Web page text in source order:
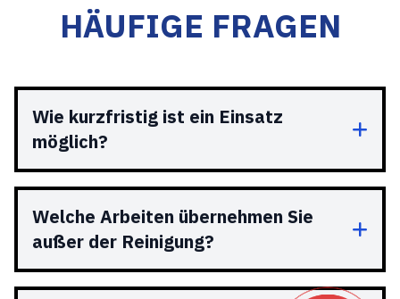
HÄUFIGE FRAGEN
Wie kurzfristig ist ein Einsatz
möglich?
Welche Arbeiten übernehmen Sie
außer der Reinigung?